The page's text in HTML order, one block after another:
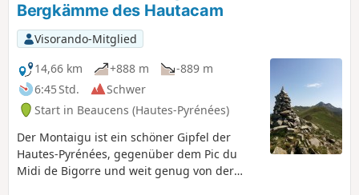
Bergkämme des Hautacam
Visorando-Mitglied
14,66 km
+888 m
-889 m
6:45 Std.
Schwer
Start in Beaucens (Hautes-Pyrénées)
Der Montaigu ist ein schöner Gipfel der
Hautes-Pyrénées, gegenüber dem Pic du
Midi de Bigorre und weit genug von der